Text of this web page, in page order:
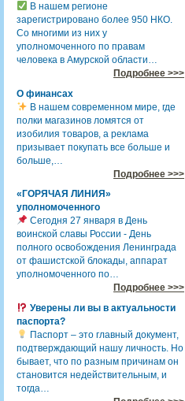
В нашем регионе
зарегистрировано более 950 НКО.
Со многими из них у
уполномоченного по правам
человека в Амурской области…
Подробнее >>>
О финансах
В нашем современном мире, где
полки магазинов ломятся от
изобилия товаров, а реклама
призывает покупать все больше и
больше,…
Подробнее >>>
«ГОРЯЧАЯ ЛИНИЯ»
уполномоченного
Сегодня 27 января в День
воинской славы России - День
полного освобождения Ленинграда
от фашистской блокады, аппарат
уполномоченного по…
Подробнее >>>
Уверены ли вы в актуальности
паспорта?
Паспорт – это главный документ,
подтверждающий нашу личность. Но
бывает, что по разным причинам он
становится недействительным, и
тогда…